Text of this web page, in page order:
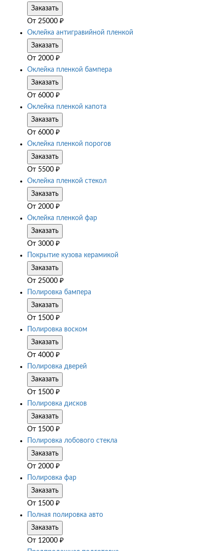
Заказать
От 25000 ₽
Оклейка антигравийной пленкой
Заказать
От 2000 ₽
Оклейка пленкой бампера
Заказать
От 6000 ₽
Оклейка пленкой капота
Заказать
От 6000 ₽
Оклейка пленкой порогов
Заказать
От 5500 ₽
Оклейка пленкой стекол
Заказать
От 2000 ₽
Оклейка пленкой фар
Заказать
От 3000 ₽
Покрытие кузова керамикой
Заказать
От 25000 ₽
Полировка бампера
Заказать
От 1500 ₽
Полировка воском
Заказать
От 4000 ₽
Полировка дверей
Заказать
От 1500 ₽
Полировка дисков
Заказать
От 1500 ₽
Полировка лобового стекла
Заказать
От 2000 ₽
Полировка фар
Заказать
От 1500 ₽
Полная полировка авто
Заказать
От 12000 ₽